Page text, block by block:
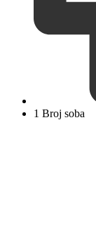
1 Broj soba